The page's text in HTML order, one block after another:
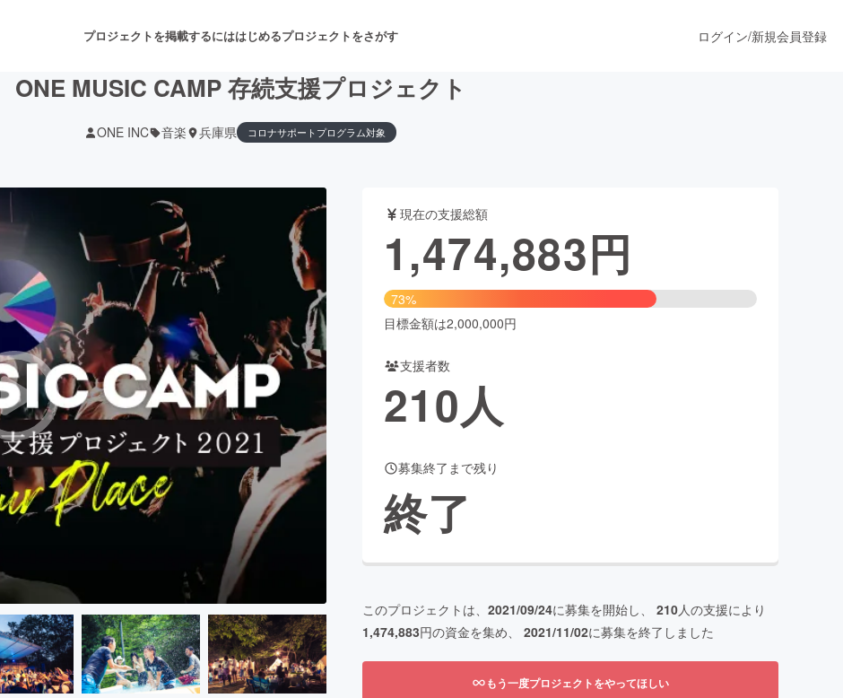
プロジェクトを掲載するにははじめるプロジェクトをさがす
舞台・パフォーマンス
ゲーム・サービス開発 フード・飲食店 ファッション
書籍・雑誌出版 アニメ・漫画
チャレンジ ビューティー・ヘルスケア
CAMPFIRE for Social GoodCAMPFIRE Creation
CAMPFIREふるさと納税machi-ya
ログイン/新規会員登録
ONE MUSIC CAMP 存続支援プロジェクト
ONE INC 音楽 兵庫県 コロナサポートプログラム対象
現在の支援総額
1,474,883円
73%
目標金額は2,000,000円
支援者数
210人
募集終了まで残り
終了
このプロジェクトは、 2021/09/24に募集を開始し、 210人の支援により
1,474,883円の資金を集め、 2021/11/02に募集を終了しました
もう一度プロジェクトをやってほしい